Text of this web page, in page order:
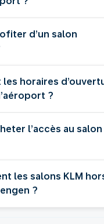
d’un salon
horaires
?
l’accès au salon
les salons KLM
?